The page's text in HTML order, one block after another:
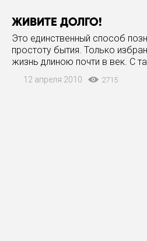
ЖИВИТЕ ДОЛГО!
Это единственный способ
простоту бытия. Только
жизнь длиною почти в век. С
житейского опыта все тайны
нам посчастливилось
12 апреля 2010 2715